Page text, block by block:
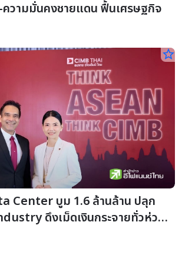
ความมั่นคงชายแดน ฟื้นเศรษฐกิจ
star_border
Center บูม 1.6 ล้านล้าน ปลุก
ดึงเม็ดเงินกระจายทั่วห่วง
ฐคัดลงทุนยั่งยืน